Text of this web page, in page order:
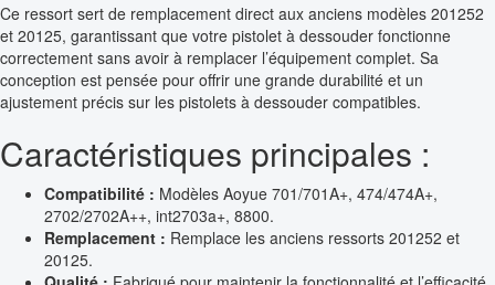
Ce ressort sert de remplacement direct aux anciens modèles 201252
et 20125, garantissant que votre pistolet à dessouder fonctionne
correctement sans avoir à remplacer l’équipement complet. Sa
conception est pensée pour offrir une grande durabilité et un
ajustement précis sur les pistolets à dessouder compatibles.
Caractéristiques principales :
Compatibilité : Modèles Aoyue 701/701A+, 474/474A+,
2702/2702A++, int2703a+, 8800.
Remplacement : Remplace les anciens ressorts 201252 et
20125.